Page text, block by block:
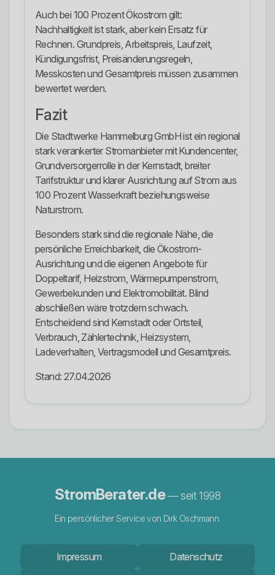
Auch bei 100 Prozent Ökostrom gilt:
Nachhaltigkeit ist stark, aber kein Ersatz für
Rechnen. Grundpreis, Arbeitspreis, Laufzeit,
Kündigungsfrist, Preisänderungsregeln,
Messkosten und Gesamtpreis müssen zusammen
bewertet werden.
Fazit
Die Stadtwerke Hammelburg GmbH ist ein regional
stark verankerter Stromanbieter mit Kundencenter,
Grundversorgerrolle in der Kernstadt, breiter
Tarifstruktur und klarer Ausrichtung auf Strom aus
100 Prozent Wasserkraft beziehungsweise
Naturstrom.
Besonders stark sind die regionale Nähe, die
persönliche Erreichbarkeit, die Ökostrom-
Ausrichtung und die eigenen Angebote für
Doppeltarif, Heizstrom, Wärmepumpenstrom,
Gewerbekunden und Elektromobilität. Blind
abschließen wäre trotzdem schwach.
Entscheidend sind Kernstadt oder Ortsteil,
Verbrauch, Zählertechnik, Heizsystem,
Ladeverhalten, Vertragsmodell und Gesamtpreis.
Stand: 27.04.2026
StromBerater.de— seit 1998
Ein persönlicher Service von Dirk Oschmann.
Impressum Datenschutz